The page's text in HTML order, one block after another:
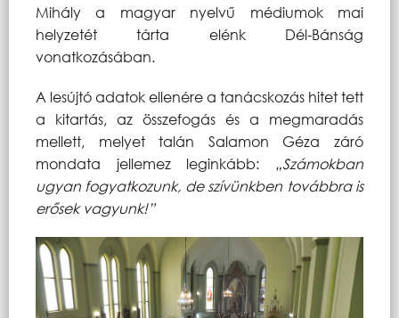
Mihály a magyar nyelvű médiumok mai
helyzetét tárta elénk Dél-Bánság
vonatkozásában.
A lesújtó adatok ellenére a tanácskozás hitet tett
a kitartás, az összefogás és a megmaradás
mellett, melyet talán Salamon Géza záró
mondata jellemez leginkább: „Számokban
ugyan fogyatkozunk, de szívünkben továbbra is
erősek vagyunk!”